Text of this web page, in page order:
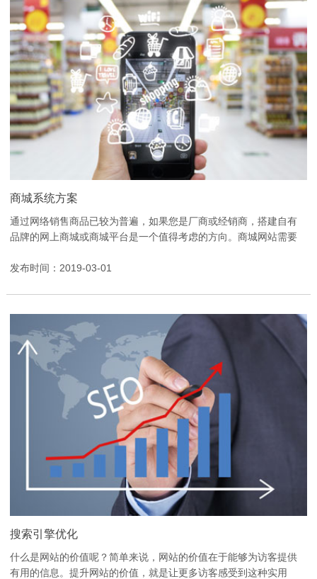
商城系统方案
通过网络销售商品已较为普遍，如果您是厂商或经销商，搭建自有
品牌的网上商城或商城平台是一个值得考虑的方向。商城网站需要
发布时间：2019-03-01
搜索引擎优化
什么是网站的价值呢？简单来说，网站的价值在于能够为访客提供
有用的信息。提升网站的价值，就是让更多访客感受到这种实用